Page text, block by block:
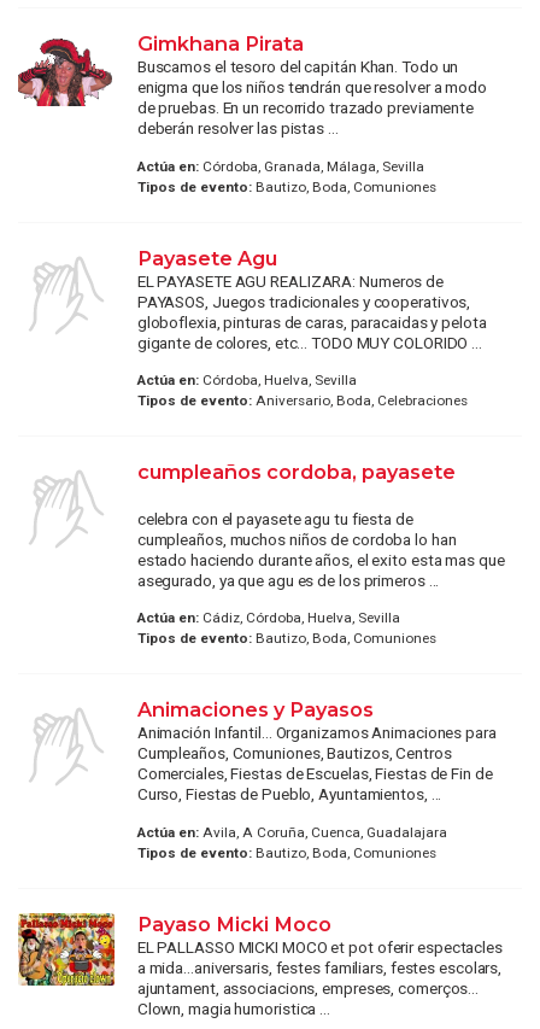
Gimkhana Pirata
Buscamos el tesoro del capitán Khan. Todo un
enigma que los niños tendrán que resolver a modo
de pruebas. En un recorrido trazado previamente
deberán resolver las pistas ...
Actúa en:Córdoba, Granada, Málaga, Sevilla
Tipos de evento:Bautizo, Boda, Comuniones
Payasete Agu
EL PAYASETE AGU REALIZARA: Numeros de
PAYASOS, Juegos tradicionales y cooperativos,
globoflexia, pinturas de caras, paracaidas y pelota
gigante de colores, etc... TODO MUY COLORIDO ...
Actúa en:Córdoba, Huelva, Sevilla
Tipos de evento:Aniversario, Boda, Celebraciones
cumpleaños cordoba, payasete
celebra con el payasete agu tu fiesta de
cumpleaños, muchos niños de cordoba lo han
estado haciendo durante años, el exito esta mas que
asegurado, ya que agu es de los primeros ...
Actúa en:Cádiz, Córdoba, Huelva, Sevilla
Tipos de evento:Bautizo, Boda, Comuniones
Animaciones y Payasos
Animación Infantil... Organizamos Animaciones para
Cumpleaños, Comuniones, Bautizos, Centros
Comerciales, Fiestas de Escuelas, Fiestas de Fin de
Curso, Fiestas de Pueblo, Ayuntamientos, ...
Actúa en:Avila, A Coruña, Cuenca, Guadalajara
Tipos de evento:Bautizo, Boda, Comuniones
Payaso Micki Moco
EL PALLASSO MICKI MOCO et pot oferir espectacles
a mida...aniversaris, festes familiars, festes escolars,
ajuntament, associacions, empreses, comerços...
Clown, magia humoristica ...